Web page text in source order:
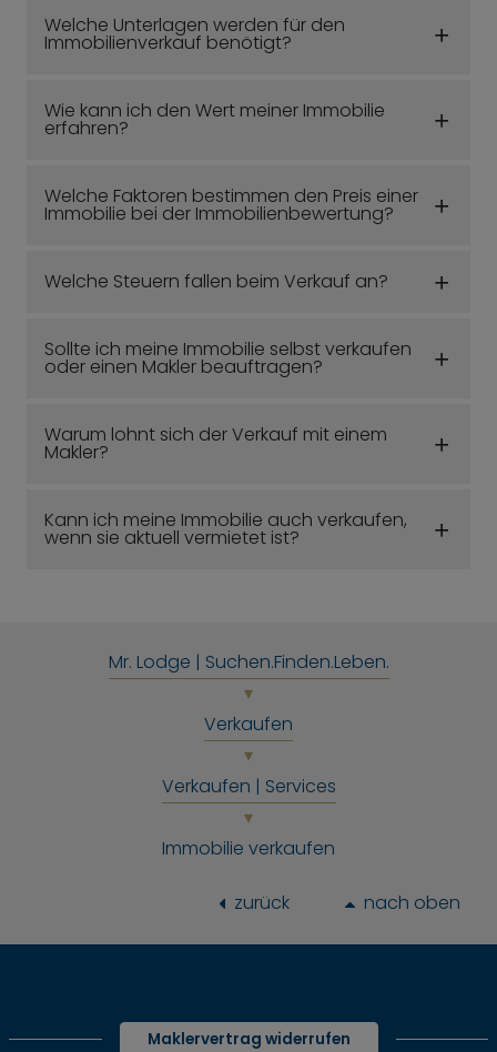
Welche Unterlagen werden für den
Immobilienverkauf benötigt?
Wie kann ich den Wert meiner Immobilie
erfahren?
Welche Faktoren bestimmen den Preis einer
Immobilie bei der Immobilienbewertung?
Welche Steuern fallen beim Verkauf an?
Sollte ich meine Immobilie selbst verkaufen
oder einen Makler beauftragen?
Warum lohnt sich der Verkauf mit einem
Makler?
Kann ich meine Immobilie auch verkaufen,
wenn sie aktuell vermietet ist?
Mr. Lodge | Suchen.Finden.Leben.
Verkaufen
Verkaufen | Services
Immobilie verkaufen
zurück nach oben
Maklervertrag widerrufen